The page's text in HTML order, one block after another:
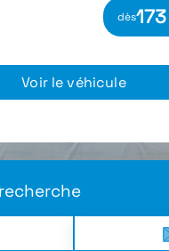
dès
Voir le véhicule